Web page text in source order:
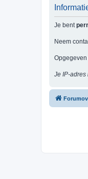
Je bent
Neem
Je IP-adres